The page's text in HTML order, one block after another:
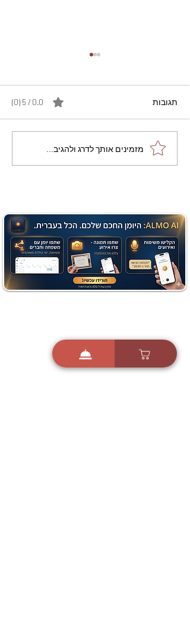
מתכון מנצח עוגת מייפל
שוקולד בחושה וקלה - זיוה
תגובות 0.0 / 5 ‏(0)
מזמינים אותך לדרג ולהגיב...